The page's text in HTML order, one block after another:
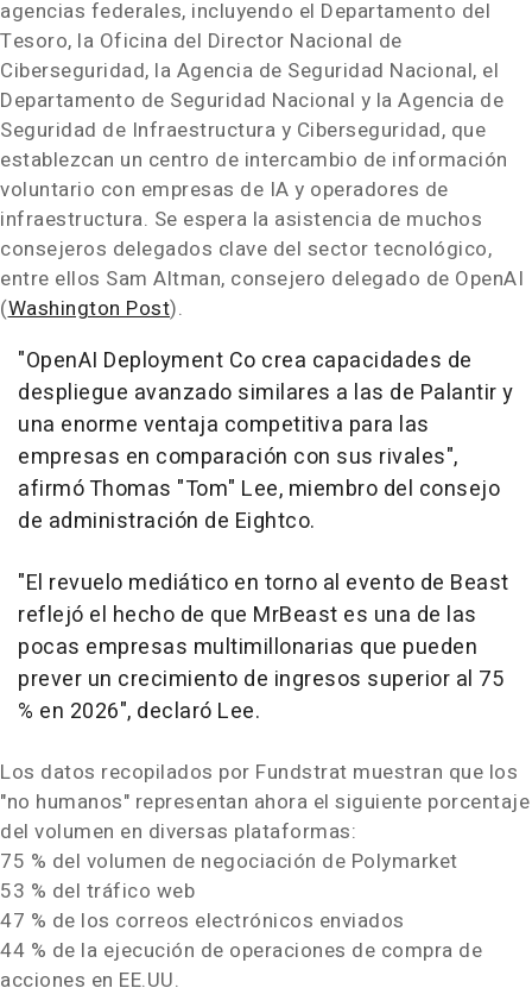
agencias federales, incluyendo el Departamento del
Tesoro, la Oficina del Director Nacional de
Ciberseguridad, la Agencia de Seguridad Nacional, el
Departamento de Seguridad Nacional y la Agencia de
Seguridad de Infraestructura y Ciberseguridad, que
establezcan un centro de intercambio de información
voluntario con empresas de IA y operadores de
infraestructura. Se espera la asistencia de muchos
consejeros delegados clave del sector tecnológico,
entre ellos Sam Altman, consejero delegado de OpenAI
(Washington Post).
"OpenAI Deployment Co crea capacidades de
despliegue avanzado similares a las de Palantir y
una enorme ventaja competitiva para las
empresas en comparación con sus rivales",
afirmó Thomas "Tom" Lee, miembro del consejo
de administración de Eightco.
"El revuelo mediático en torno al evento de Beast
reflejó el hecho de que MrBeast es una de las
pocas empresas multimillonarias que pueden
prever un crecimiento de ingresos superior al 75
% en 2026", declaró Lee.
Los datos recopilados por Fundstrat muestran que los
"no humanos" representan ahora el siguiente porcentaje
del volumen en diversas plataformas:
75 % del volumen de negociación de Polymarket
53 % del tráfico web
47 % de los correos electrónicos enviados
44 % de la ejecución de operaciones de compra de
acciones en EE.UU.